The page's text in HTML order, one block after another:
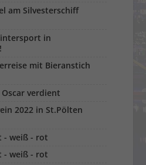
am Silvesterschiff
in
mit Bieranstich
verdient
2022 in St.Pölten
- weiß - rot
- weiß - rot